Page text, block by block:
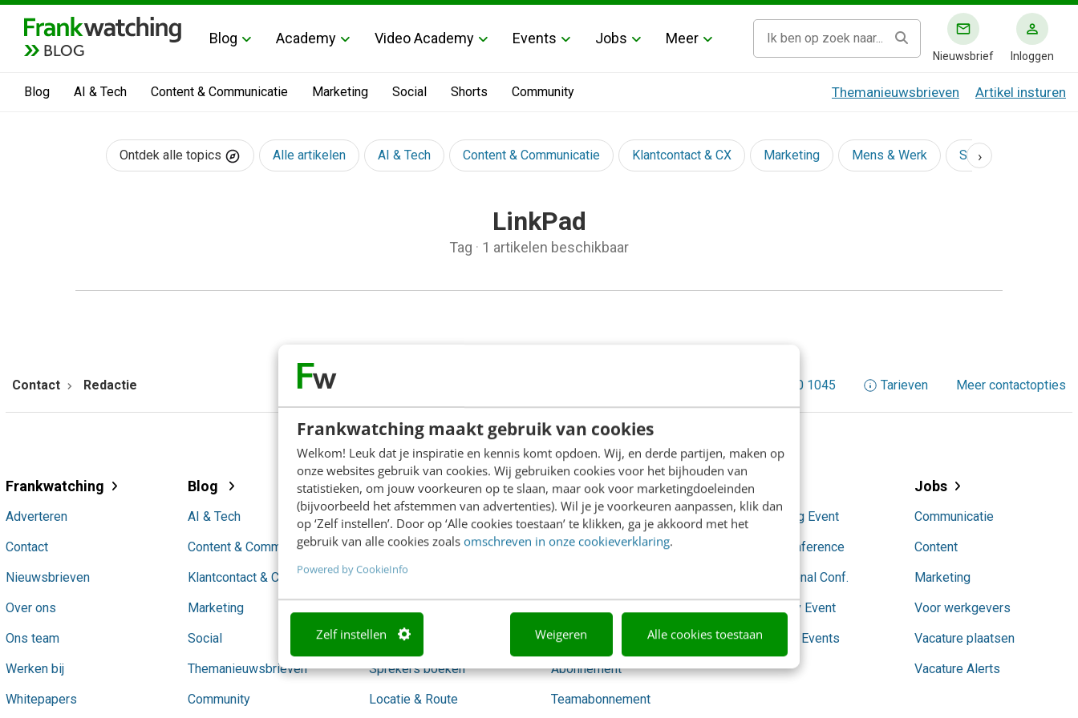
Frankwatching maakt gebruik van cookies
Welkom! Leuk dat je inspiratie en kennis komt opdoen. Wij, en derde partijen, maken op
onze websites gebruik van cookies. Wij gebruiken cookies voor het bijhouden van
statistieken, om jouw voorkeuren op te slaan, maar ook voor marketingdoeleinden
(bijvoorbeeld het afstemmen van advertenties). Wil je je voorkeuren aanpassen, klik dan
op ‘Zelf instellen’. Door op ‘Alle cookies toestaan’ te klikken, ga je akkoord met het
gebruik van alle cookies zoals omschreven in onze cookieverklaring.
Powered by CookieInfo
Zelf instellen Weigeren Alle cookies toestaan
BLOG
Blog Academy Video Academy Events Jobs Meer
Nieuwsbrief Inloggen
Blog AI & Tech Content & Communicatie Marketing Social Shorts Community Themanieuwsbrieven Artikel insturen
Ontdek alle topics Alle artikelen AI & Tech Content & Communicatie Klantcontact & CX Marketing Mens & Werk Social
›
LinkPad
Tag · 1 artikelen beschikbaar
Contact Redactie +31 30 200 1045 Tarieven Meer contactopties
Frankwatching
Adverteren
Contact
Nieuwsbrieven
Over ons
Ons team
Werken bij
Whitepapers
Blog
AI & Tech
Content & Communicatie
Klantcontact & CX
Marketing
Social
Themanieuwsbrieven
Community
Academy
Agenda
Mastercourses
Trainingen
Incompany
Sprekers boeken
Locatie & Route
Video Academy
AI
Content & Communicatie
Social media
Abonnement
Teamabonnement
Events
AI Marketing Event
Content Conference
Conversational Conf.
SocialToday Event
Partnership Events
Jobs
Communicatie
Content
Marketing
Voor werkgevers
Vacature plaatsen
Vacature Alerts